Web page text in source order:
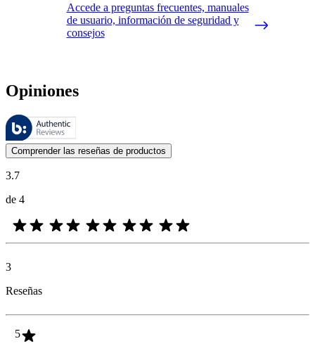
Accede a preguntas frecuentes, manuales
de usuario, información de seguridad y
consejos
Opiniones
Estas reseñas las gestiona Bazaarvoice y cumplen con la política de
Las opiniones de los clientes en forma de reseñas de productos y
Comprender las reseñas de productos
3.7
de 4
3
Reseñas
5